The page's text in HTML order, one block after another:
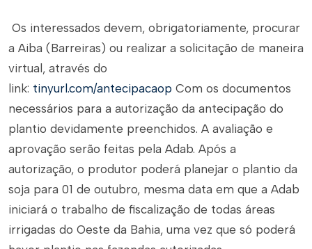
Os interessados devem, obrigatoriamente, procurar
a Aiba (Barreiras) ou realizar a solicitação de maneira
virtual, através do
link: tinyurl.com/antecipacaop Com os documentos
necessários para a autorização da antecipação do
plantio devidamente preenchidos. A avaliação e
aprovação serão feitas pela Adab. Após a
autorização, o produtor poderá planejar o plantio da
soja para 01 de outubro, mesma data em que a Adab
iniciará o trabalho de fiscalização de todas áreas
irrigadas do Oeste da Bahia, uma vez que só poderá